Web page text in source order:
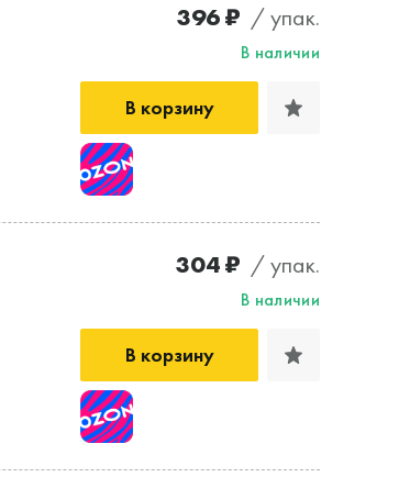
396 ₽ / упак.
В наличии
В корзину
304 ₽ / упак.
В наличии
В корзину